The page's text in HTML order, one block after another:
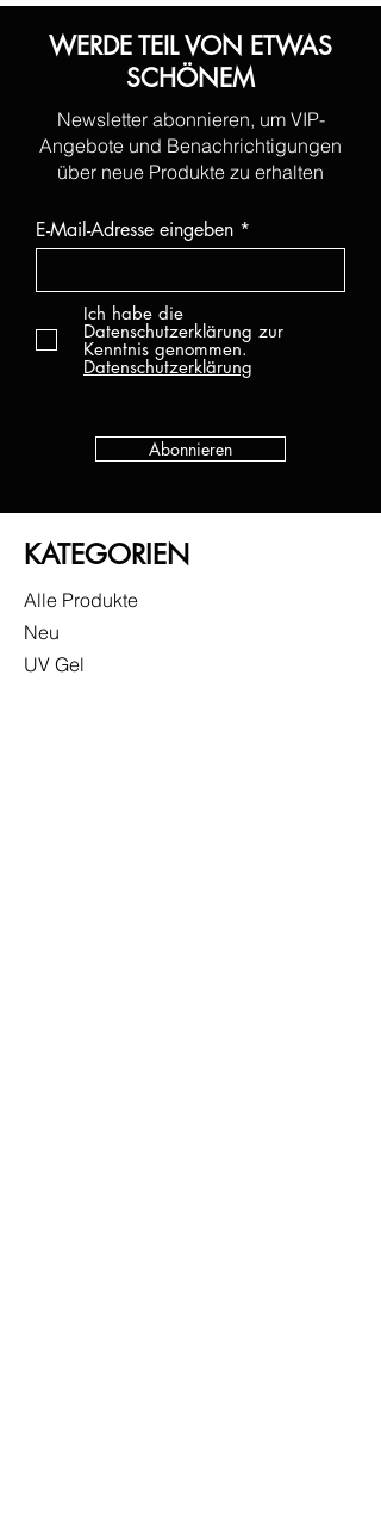
WERDE TEIL VON ETWAS
SCHÖNEM
Newsletter abonnieren, um VIP-
Angebote und Benachrichtigungen
über neue Produkte zu erhalten
E-Mail-Adresse eingeben
Ich habe die
Datenschutzerklärung zur
Kenntnis genommen.
Datenschutzerklärung
Abonnieren
KATEGORIEN
Alle Produkte
Neu
UV Gel